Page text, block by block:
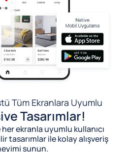
Tüm Ekranlara Uyumlu
Tasarımlar!
ekranla uyumlu kullanıcı
tasarımlar ile kolay alışveriş
sunun.